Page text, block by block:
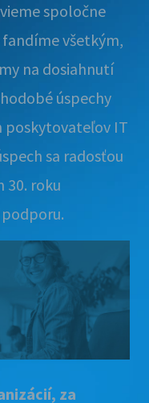
spoločne
fandíme všetkým,
na dosiahnutí
úspechy
poskytovateľov IT
sa radosťou
30. roku
za